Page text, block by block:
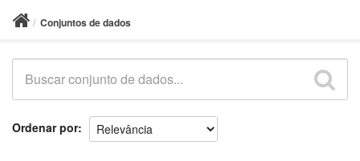
no
Conjuntos de dados
Ordenar por